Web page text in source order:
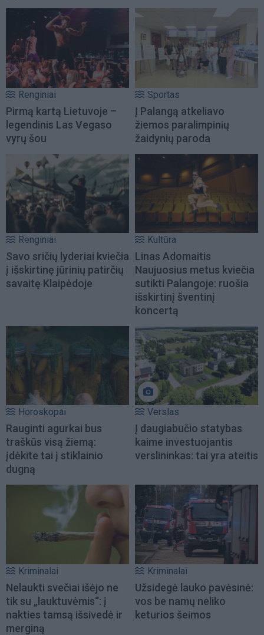
Renginiai
Pirmą kartą Lietuvoje –
legendinis Las Vegaso
vyrų šou
Sportas
Į Palangą atkeliavo
žiemos paralimpinių
žaidynių paroda
Renginiai
Savo sričių lyderiai kviečia
į išskirtinę jūrinių patirčių
savaitę Klaipėdoje
Kultūra
Linas Adomaitis
Naujuosius metus kviečia
sutikti Palangoje: ruošia
išskirtinį šventinį
koncertą
Horoskopai
Rauginti agurkai bus
traškūs visą žiemą:
įdėkite tai į stiklainio
dugną
Verslas
Į daugiabučio statybas
kaime investuojantis
verslininkas: tai yra ateitis
Kriminalai
Nelaukti svečiai išėjo ne
tik su „lauktuvėmis“: į
nakties tamsą išsivedė ir
merginą
Kriminalai
Užsidegė lauko pavėsinė:
vos be namų neliko
keturios šeimos